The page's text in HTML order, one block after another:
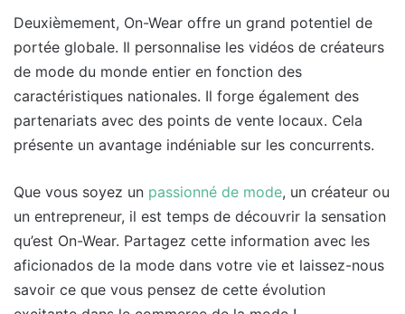
Deuxièmement, On-Wear offre un grand potentiel de
portée globale. Il personnalise les vidéos de créateurs
de mode du monde entier en fonction des
caractéristiques nationales. Il forge également des
partenariats avec des points de vente locaux. Cela
présente un avantage indéniable sur les concurrents.
Que vous soyez un passionné de mode, un créateur ou
un entrepreneur, il est temps de découvrir la sensation
qu’est On-Wear. Partagez cette information avec les
aficionados de la mode dans votre vie et laissez-nous
savoir ce que vous pensez de cette évolution